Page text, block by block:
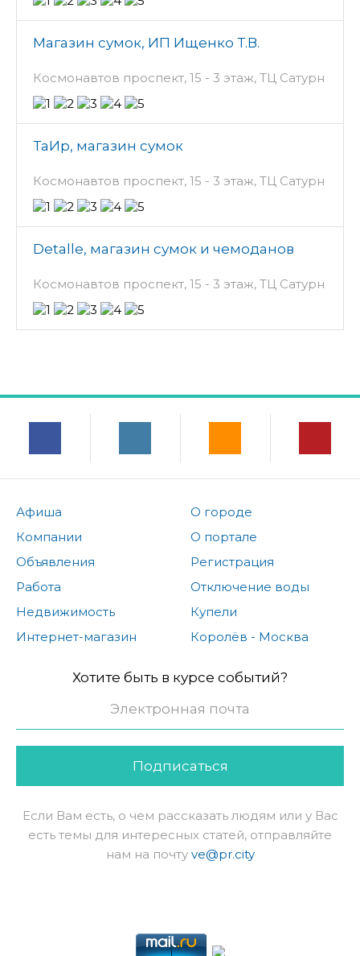
Магазин сумок, ИП Ищенко Т.В.
Космонавтов проспект, 15 - 3 этаж, ТЦ Сатурн
ТаИр, магазин сумок
Космонавтов проспект, 15 - 3 этаж, ТЦ Сатурн
Detalle, магазин сумок и чемоданов
Космонавтов проспект, 15 - 3 этаж, ТЦ Сатурн
Афиша
Компании
Объявления
Работа
Недвижимость
Интернет-магазин
О городе
О портале
Регистрация
Отключение воды
Купели
Королёв - Москва
Хотите быть в курсе событий?
Подписаться
Если Вам есть, о чем рассказать людям или у Вас
есть темы для интересных статей, отправляйте
нам на почту ve@pr.city